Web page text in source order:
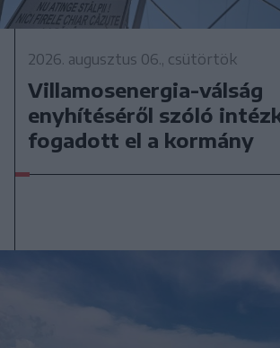
2026. augusztus 06., csütörtök
Villamosenergia-válság
enyhítéséről szóló
fogadott el a kormány